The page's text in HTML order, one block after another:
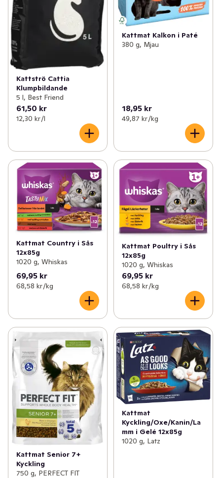
Kattströ Cattia
Klumpbildande
5 l, Best Friend
61,50 kr
12,30 kr /l
Kattmat Kalkon i Paté
380 g, Mjau
18,95 kr
49,87 kr /kg
Kattmat Country i Sås
12x85g
1020 g, Whiskas
69,95 kr
68,58 kr /kg
Kattmat Poultry i Sås
12x85g
1020 g, Whiskas
69,95 kr
68,58 kr /kg
Kattmat Senior 7+
Kyckling
750 g, PERFECT FIT
Kattmat
Kyckling/Oxe/Kanin/La
mm i Gelé 12x85g
1020 g, Latz